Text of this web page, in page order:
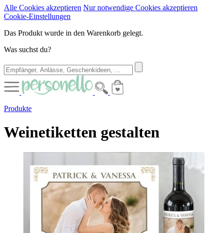
Alle Cookies akzeptieren Nur notwendige Cookies akzeptieren
Cookie-Einstellungen
Das Produkt wurde in den Warenkorb gelegt.
Was suchst du?
Produkte
Weinetiketten gestalten